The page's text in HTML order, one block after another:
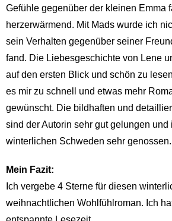
Gefühle gegenüber der kleinen Emma
herzerwärmend. Mit Mads wurde ich
sein Verhalten gegenüber seiner
fand. Die Liebesgeschichte von Lene
auf den ersten Blick und schön zu
es mir zu schnell und etwas mehr
gewünscht. Die bildhaften und
sind der Autorin sehr gut gelungen
winterlichen Schweden sehr genossen.
Mein Fazit:
Ich vergebe 4 Sterne für diesen
weihnachtlichen Wohlfühlroman. Ich